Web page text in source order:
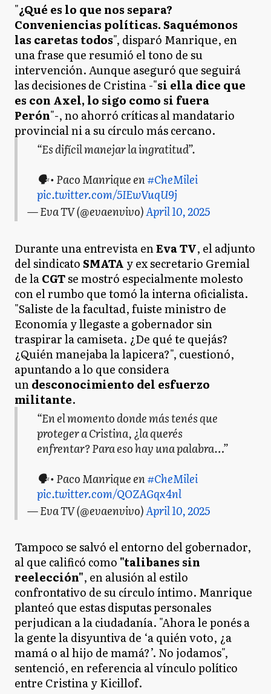
"¿Qué es lo que nos separa?
Conveniencias políticas. Saquémonos
las caretas todos", disparó Manrique, en
una frase que resumió el tono de su
intervención. Aunque aseguró que seguirá
las decisiones de Cristina -"si ella dice que
es con Axel, lo sigo como si fuera
Perón"-, no ahorró críticas al mandatario
provincial ni a su círculo más cercano.
“Es difícil manejar la ingratitud”.
🗣️ • Paco Manrique en#CheMilei
pic.twitter.com/5IEwVuqU9j
— Eva TV (@evaenvivo)April 10, 2025
Durante una entrevista enEva TV, el adjunto
del sindicatoSMATA y ex secretario Gremial
de laCGTse mostró especialmente molesto
con el rumbo que tomó la interna oficialista.
"Saliste de la facultad, fuiste ministro de
Economía y llegaste a gobernador sin
traspirar la camiseta. ¿De qué te quejás?
¿Quién manejaba la lapicera?", cuestionó,
apuntando a lo que considera
undesconocimiento del esfuerzo
militante.
“En el momento donde más tenés que
proteger a Cristina, ¿la querés
enfrentar? Para eso hay una palabra…”
🗣️ • Paco Manrique en#CheMilei
pic.twitter.com/QOZAGqx4nl
— Eva TV (@evaenvivo)April 10, 2025
Tampoco se salvó el entorno del gobernador,
al que calificó como "talibanes sin
reelección", en alusión al estilo
confrontativo de su círculo íntimo. Manrique
planteó que estas disputas personales
perjudican a la ciudadanía. "Ahora le ponés a
la gente la disyuntiva de ‘a quién voto, ¿a
mamá o al hijo de mamá?’. No jodamos",
sentenció, en referencia al vínculo político
entre Cristina y Kicillof.